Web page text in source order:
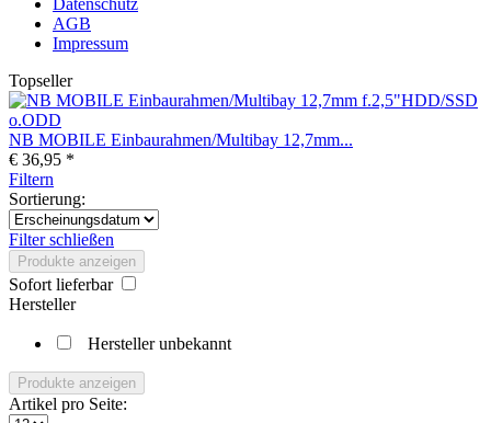
Datenschutz
AGB
Impressum
Topseller
NB MOBILE Einbaurahmen/Multibay 12,7mm...
€ 36,95 *
Filtern
Sortierung:
Filter schließen
Produkte anzeigen
Sofort lieferbar
Hersteller
Hersteller unbekannt
Produkte anzeigen
Artikel pro Seite: